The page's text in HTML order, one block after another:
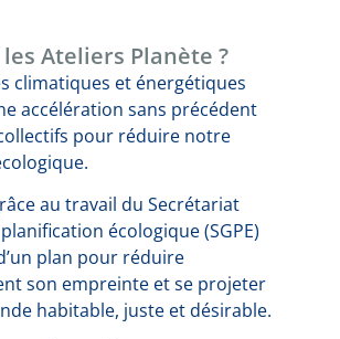
Ateliers Planète ?
climatiques et énergétiques
accélération sans précédent
pour réduire notre
au travail du Secrétariat
écologique (SGPE)
plan pour réduire
son empreinte et se projeter
habitable, juste et désirable.